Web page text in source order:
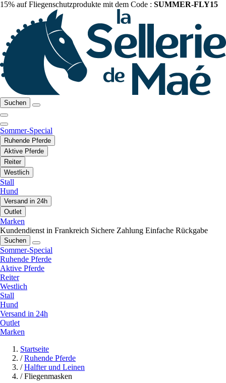
15% auf Fliegenschutzprodukte mit dem Code : SUMMER-FLY15
Suchen
Sommer-Special
Ruhende Pferde
Aktive Pferde
Reiter
Westlich
Stall
Hund
Versand in 24h
Outlet
Marken
Kundendienst in Frankreich Sichere Zahlung Einfache Rückgabe
Suchen
Sommer-Special
Ruhende Pferde
Aktive Pferde
Reiter
Westlich
Stall
Hund
Versand in 24h
Outlet
Marken
Startseite
/ Ruhende Pferde
/ Halfter und Leinen
/ Fliegenmasken